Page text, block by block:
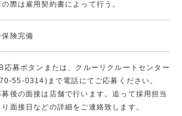
の際は雇用契約書によって行う。
保険完備
応募ボタンまたは、クルーリクルートセンター
55-0314)まで電話にてご応募ください。
後の面接は店舗で行います。追って採用担当
り面接日などの詳細をご連絡致します。